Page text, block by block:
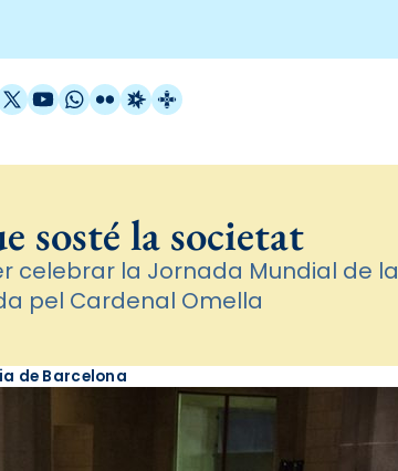
X / Twitter
YouTube
WhatsApp
FlickrRadio Estel
Catalunya Cristiana
sosté la societat
celebrar la Jornada Mundial de la
pel Cardenal Omella
de Barcelona